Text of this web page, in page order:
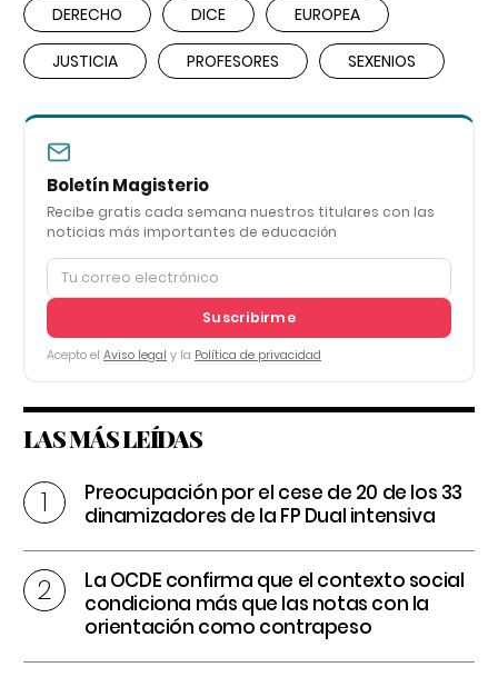
DERECHO DICE EUROPEA
JUSTICIA PROFESORES SEXENIOS
Boletín Magisterio
Recibe gratis cada semana nuestros titulares con las
noticias más importantes de educación
Suscribirme
Acepto el Aviso legal y la Política de privacidad
LAS MÁS LEÍDAS
Preocupación por el cese de 20 de los 33
dinamizadores de la FP Dual intensiva
La OCDE confirma que el contexto social
condiciona más que las notas con la
orientación como contrapeso